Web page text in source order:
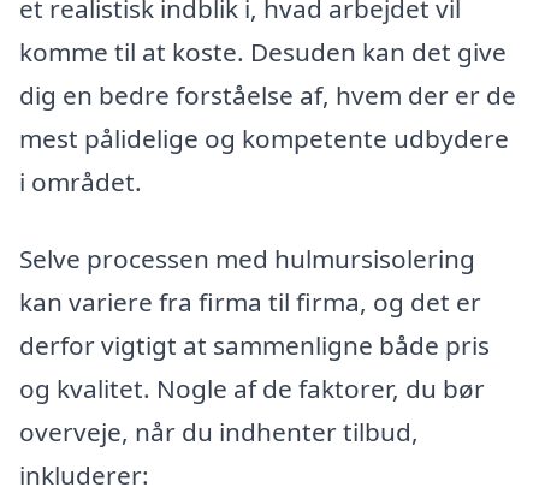
et realistisk indblik i, hvad arbejdet vil
komme til at koste. Desuden kan det give
dig en bedre forståelse af, hvem der er de
mest pålidelige og kompetente udbydere
i området.
Selve processen med hulmursisolering
kan variere fra firma til firma, og det er
derfor vigtigt at sammenligne både pris
og kvalitet. Nogle af de faktorer, du bør
overveje, når du indhenter tilbud,
inkluderer: